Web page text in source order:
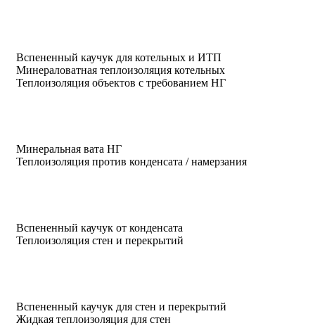
Вспененный каучук для котельных и ИТП
Минераловатная теплоизоляция котельных
Теплоизоляция объектов с требованием НГ
Минеральная вата НГ
Теплоизоляция против конденсата / намерзания
Вспененный каучук от конденсата
Теплоизоляция стен и перекрытий
Вспененный каучук для стен и перекрытий
Жидкая теплоизоляция для стен